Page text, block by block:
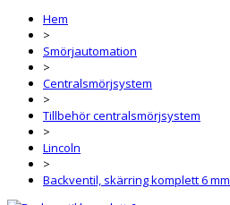
Hem
>
Smörjautomation
>
Centralsmörjsystem
>
Tillbehör centralsmörjsystem
>
Lincoln
>
Backventil, skärring komplett 6 mm